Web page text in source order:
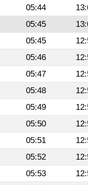
05:44
05:45
05:45
05:46
05:47
05:48
05:49
05:50
05:51
05:52
05:53